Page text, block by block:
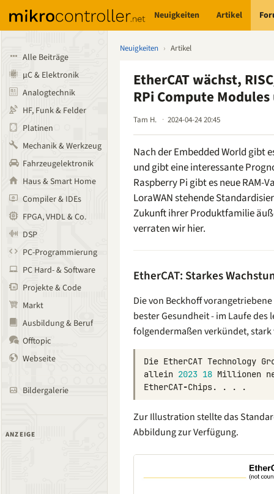
Neuigkeiten Artikel
Alle Beiträge
µC & Elektronik
Analogtechnik
HF, Funk & Felder
Platinen
Mechanik & Werkzeug
Fahrzeugelektronik
Haus & Smart Home
Compiler & IDEs
FPGA, VHDL & Co.
DSP
PC-Programmierung
PC Hard- & Software
Projekte & Code
Markt
Ausbildung & Beruf
Offtopic
Webseite
Bildergalerie
ANZEIGE
Neuigkeiten › Artikel
EtherCAT wächst,
RPi Compute
Tam H. 2024-04-24 20:45
Nach der Embedded World gibt
und gibt eine interessante
Raspberry Pi gibt es neue RAM-
LoraWAN stehende
Zukunft ihrer Produktfamilie
verraten wir hier.
EtherCAT: Starkes
Die von Beckhoff
bester Gesundheit - im Laufe
folgendermaßen verkündet,
Die EtherCAT Technology
allein 2023 18 Millionen
EtherCAT-Chips. . . .
Zur Illustration stellte das
Abbildung zur Verfügung.